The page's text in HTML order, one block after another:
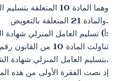
وهما المادة 10
والمادة 21 المتعلقة بالتعويض.
أ‌) تسليم العامل المنزلي شهادة العمل:
بتسليم العامل المنزلي شهادة الشغل بعد انتهاء العلاقة الشغلية.
إذ نصت الفقرة الأولى من هذه